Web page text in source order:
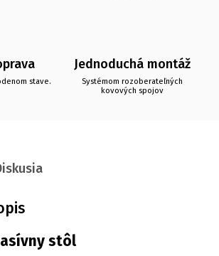
stave.
Jednoduchá montáž
Systémom rozoberateľných
kovových spojov
stôl